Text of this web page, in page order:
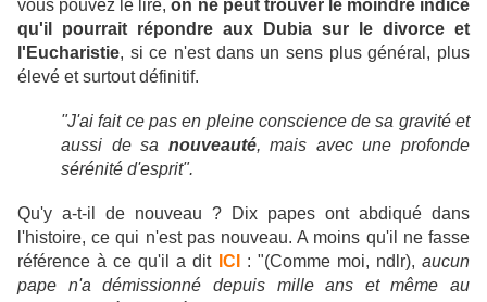
vous pouvez le lire,on ne peut trouver le moindre indice
qu'il pourrait répondre aux Dubia sur le divorce et
l'Eucharistie, si ce n'est dans un sens plus général, plus
élevé et surtout définitif.
"J'ai fait ce pas en pleine conscience de sa gravité et
aussi de sa nouveauté, mais avec une profonde
sérénité d'esprit".
Qu'y a-t-il de nouveau ? Dix papes ont abdiqué dans
l'histoire, ce qui n'est pas nouveau. A moins qu'il ne fasse
référence à ce qu'il a dit ICI : "(Comme moi, ndlr),aucun
pape n'a démissionné depuis mille ans et même au